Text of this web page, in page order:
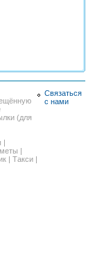
(для
|
|
| Такси |
Связаться
с нами